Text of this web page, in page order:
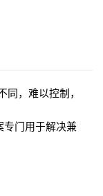
，难以控制，
门用于解决兼